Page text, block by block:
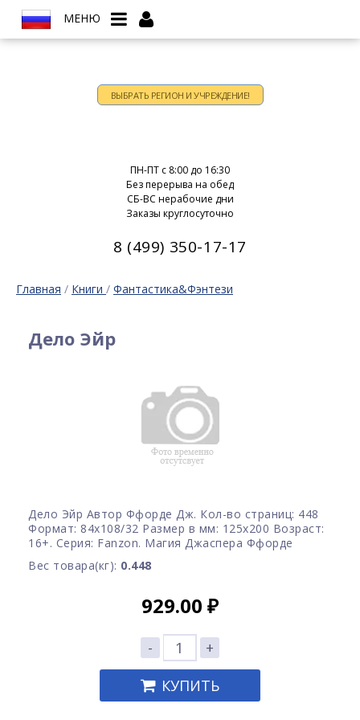
МЕНЮ
ВЫБРАТЬ РЕГИОН И УЧРЕЖДЕНИЕ!
ПН-ПТ c 8:00 до 16:30
Без перерыва на обед
СБ-ВС нерабочие дни
Заказы круглосуточно
8 (499) 350-17-17
Главная / Книги / Фантастика&Фэнтези
Дело Эйр
Дело Эйр Автор Ффорде Дж. Кол-во страниц: 448
Формат: 84x108/32 Размер в мм: 125х200 Возраст:
16+. Серия: Fanzon. Магия Джаспера Ффорде
Вес товара(кг): 0.448
929.00 ₽
-
+
КУПИТЬ